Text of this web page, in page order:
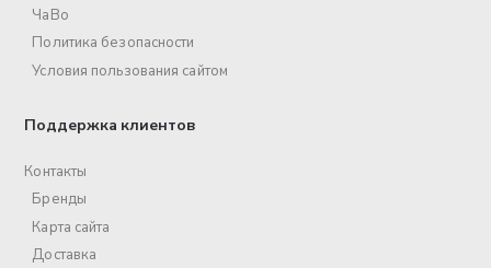
ЧаВо
Политика безопасности
Условия пользования сайтом
Поддержка клиентов
Контакты
Бренды
Карта сайта
Доставка